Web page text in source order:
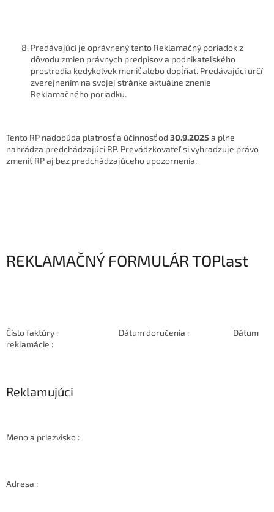
Predávajúci je oprávnený tento Reklamačný poriadok z
dôvodu zmien právnych predpisov a podnikateľského
prostredia kedykoľvek meniť alebo dopĺňať. Predávajúci určí
zverejnením na svojej stránke aktuálne znenie
Reklamačného poriadku.
Tento RP nadobúda platnosť a účinnosť od 30.9.2025 a plne
nahrádza predchádzajúci RP. Prevádzkovateľ si vyhradzuje právo
zmeniť RP aj bez predchádzajúceho upozornenia.
REKLAMAČNÝ FORMULÁR TOPlast
Číslo faktúry : Dátum doručenia : Dátum
reklamácie :
Reklamujúci
Meno a priezvisko :
Adresa :